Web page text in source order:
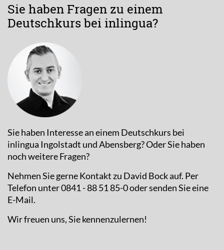
Sie haben Fragen zu einem
Deutschkurs bei inlingua?
Sie haben Interesse an einem Deutschkurs bei
inlingua Ingolstadt und Abensberg? Oder Sie haben
noch weitere Fragen?
Nehmen Sie gerne Kontakt zu David Bock auf. Per
Telefon unter 0841 - 88 51 85-0 oder senden Sie eine
E-Mail.
Wir freuen uns, Sie kennenzulernen!